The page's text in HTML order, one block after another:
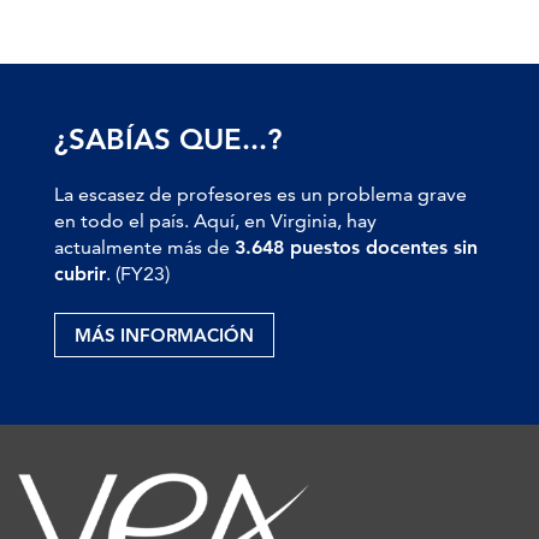
¿SABÍAS QUE...?
La escasez de profesores es un problema grave
en todo el país. Aquí, en Virginia, hay
actualmente más de 3.648 puestos docentes sin
cubrir. (FY23)
MÁS INFORMACIÓN